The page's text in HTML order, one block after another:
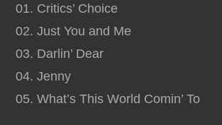
01. Critics’ Choice
02. Just You and Me
03. Darlin’ Dear
04. Jenny
05. What’s This World Comin’ To